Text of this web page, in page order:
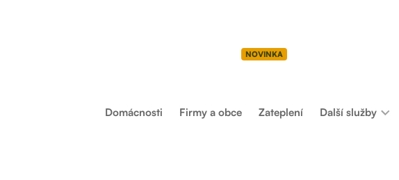
NOVINKA
Domácnosti Firmy a obce Zateplení Další služby